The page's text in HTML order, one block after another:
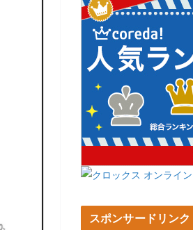
スポンサードリンク